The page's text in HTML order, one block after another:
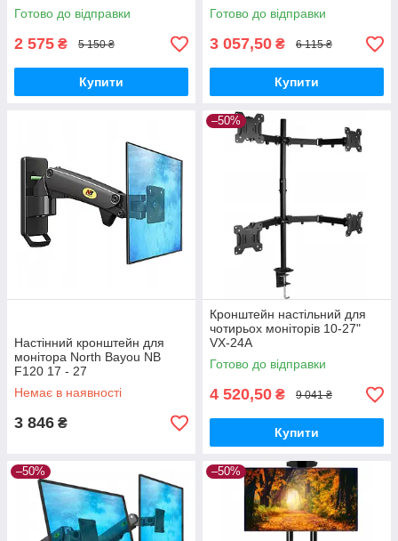
Готово до відправки
2 575 ₴ 5 150 ₴
Купити
Готово до відправки
3 057,50 ₴ 6 115 ₴
Купити
Настінний кронштейн для
монітора North Bayou NB
F120 17 - 27
Немає в наявності
3 846 ₴
–50%
Кронштейн настільний для
чотирьох моніторів 10-27"
VX-24A
Готово до відправки
4 520,50 ₴ 9 041 ₴
Купити
–50% –50%